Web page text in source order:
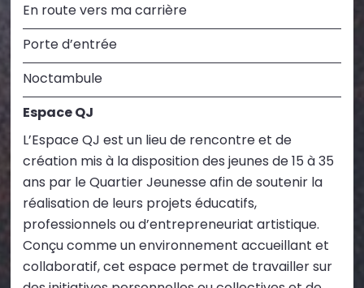
En route vers ma carrière
Porte d’entrée
Noctambule
Espace QJ
L’Espace QJ est un lieu de rencontre et de
création mis à la disposition des jeunes de 15 à 35
ans par le Quartier Jeunesse afin de soutenir la
réalisation de leurs projets éducatifs,
professionnels ou d’entrepreneuriat artistique.
Conçu comme un environnement accueillant et
collaboratif, cet espace permet de travailler sur